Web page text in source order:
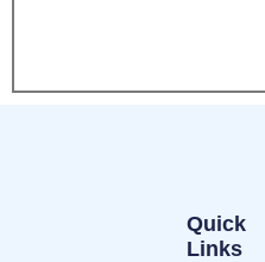
Quick
Links